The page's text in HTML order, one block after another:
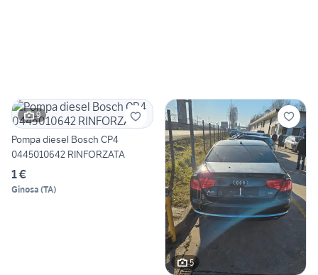
9
Pompa diesel Bosch CP4
0445010642 RINFORZATA
1 €
Ginosa (TA)
5